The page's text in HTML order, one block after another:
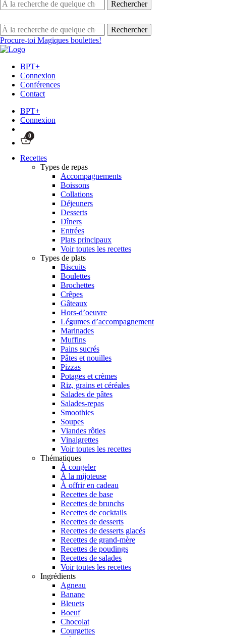
Procure-toi Magiques boulettes!
BPT+
Connexion
Conférences
Contact
BPT+
Connexion
0
Recettes
Types de repas
Accompagnements
Boissons
Collations
Déjeuners
Desserts
Dîners
Entrées
Plats principaux
Voir toutes les recettes
Types de plats
Biscuits
Boulettes
Brochettes
Crêpes
Gâteaux
Hors-d’oeuvre
Légumes d’accompagnement
Marinades
Muffins
Pains sucrés
Pâtes et nouilles
Pizzas
Potages et crèmes
Riz, grains et céréales
Salades de pâtes
Salades-repas
Smoothies
Soupes
Viandes rôties
Vinaigrettes
Voir toutes les recettes
Thématiques
À congeler
À la mijoteuse
À offrir en cadeau
Recettes de base
Recettes de brunchs
Recettes de cocktails
Recettes de desserts
Recettes de desserts glacés
Recettes de grand-mère
Recettes de poudings
Recettes de salades
Voir toutes les recettes
Ingrédients
Agneau
Banane
Bleuets
Boeuf
Chocolat
Courgettes